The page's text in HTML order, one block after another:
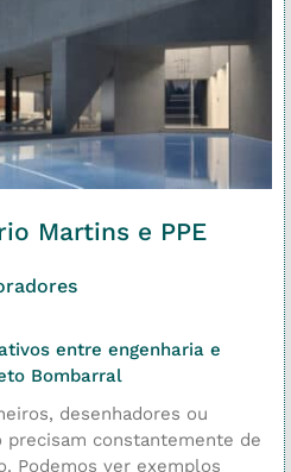
Martins e PPE
entre engenharia e
Bombarral
desenhadores ou
precisam constantemente de
Podemos ver exemplos